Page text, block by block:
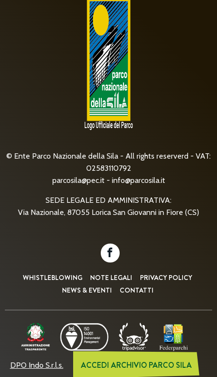
© Ente Parco Nazionale della Sila - All rights reserverd - VAT:
02583110792
parcosila@pec.it- info@parcosila.it
SEDE LEGALE ED AMMINISTRATIVA:
Via Nazionale, 87055 Lorica San Giovanni in Fiore (CS)
WHISTLEBLOWING NOTE LEGALI
PRIVACY POLICY
NEWS & EVENTI
CONTATTI
DPO Indo S.r.l.s. ACCEDI ARCHIVIO PARCO SILA